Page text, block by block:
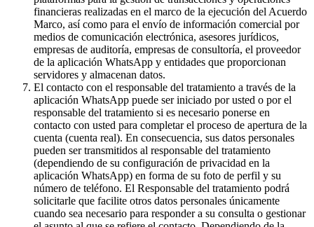
financieras realizadas en el marco de la ejecución del Acuerdo
Marco, así como para el envío de información comercial por
medios de comunicación electrónica, asesores jurídicos,
empresas de auditoría, empresas de consultoría, el proveedor
de la aplicación WhatsApp y entidades que proporcionan
servidores y almacenan datos.
El contacto con el responsable del tratamiento a través de la
aplicación WhatsApp puede ser iniciado por usted o por el
responsable del tratamiento si es necesario ponerse en
contacto con usted para completar el proceso de apertura de la
cuenta (cuenta real). En consecuencia, sus datos personales
pueden ser transmitidos al responsable del tratamiento
(dependiendo de su configuración de privacidad en la
aplicación WhatsApp) en forma de su foto de perfil y su
número de teléfono. El Responsable del tratamiento podrá
solicitarle que facilite otros datos personales únicamente
cuando sea necesario para responder a su consulta o gestionar